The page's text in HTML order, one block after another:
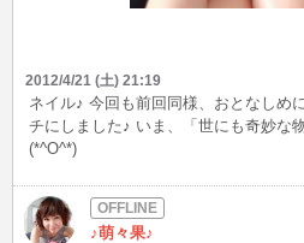
2012/4/21 (土) 21:19
ネイル♪ 今回も前回同様、おとなしめ
チにしました♪ いま、「世にも奇妙な
(*^O^*)
♪萌々果♪